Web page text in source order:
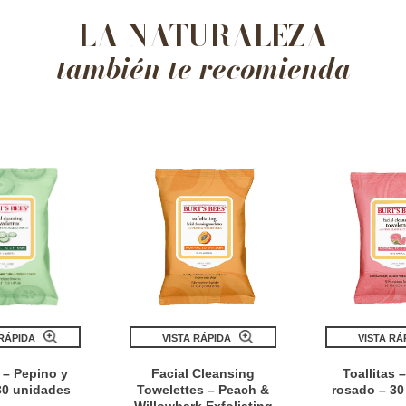
LA NATURALEZA
también te recomienda
Pepino y
unidades
VISTA RÁPIDA
Facial Cleansing
Towelettes – Peach &
VISTA
Toallitas
rosado –